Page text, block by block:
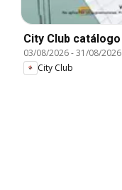
City Club catálogo
03/08/2026-31/08/2026
City Club